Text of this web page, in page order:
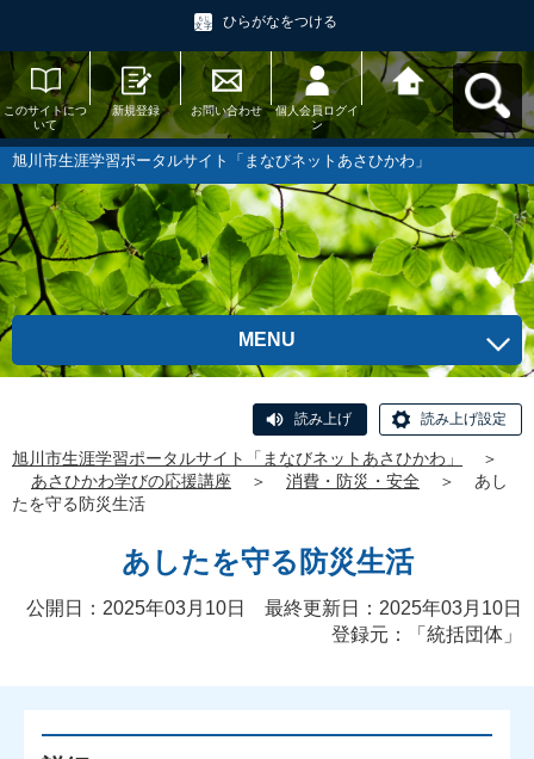
ひらがなをつける
このサイトにつ
いて
新規登録 お問い合わせ
個人会員ログイ
ン
旭川市生涯学習
ポータルサイト
「まなびネット
あさひかわ」へ
戻る
旭川市生涯学習ポータルサイト「まなびネットあさひかわ」
MENU
読み上げ 読み上げ設定
旭川市生涯学習ポータルサイト「まなびネットあさひかわ」
＞
あさひかわ学びの応援講座
＞ 消費・防災・安全 ＞
あし
たを守る防災生活
あしたを守る防災生活
公開日：2025年03月10日 最終更新日：2025年03月10日
登録元：「統括団体」